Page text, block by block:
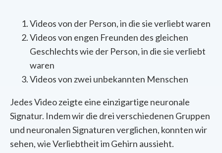
Videos von der Person, in die sie verliebt waren
Videos von engen Freunden des gleichen
Geschlechts wie der Person, in die sie verliebt
waren
Videos von zwei unbekannten Menschen
Jedes Video zeigte eine einzigartige neuronale
Signatur. Indem wir die drei verschiedenen Gruppen
und neuronalen Signaturen verglichen, konnten wir
sehen, wie Verliebtheit im Gehirn aussieht.